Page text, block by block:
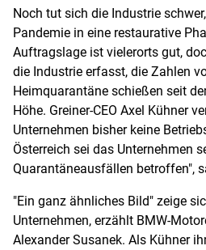
Noch tut sich die Industrie
Pandemie in eine restaurative
Auftragslage ist vielerorts gut,
die Industrie erfasst, die Zahlen
Heimquarantäne schießen seit
Höhe. Greiner-CEO Axel Kühner
Unternehmen bisher keine
Österreich sei das Unternehmen
Quarantäneausfällen betroffen",
"Ein ganz ähnliches Bild" zeige
Unternehmen, erzählt BMW-
Alexander Susanek. Als Kühner